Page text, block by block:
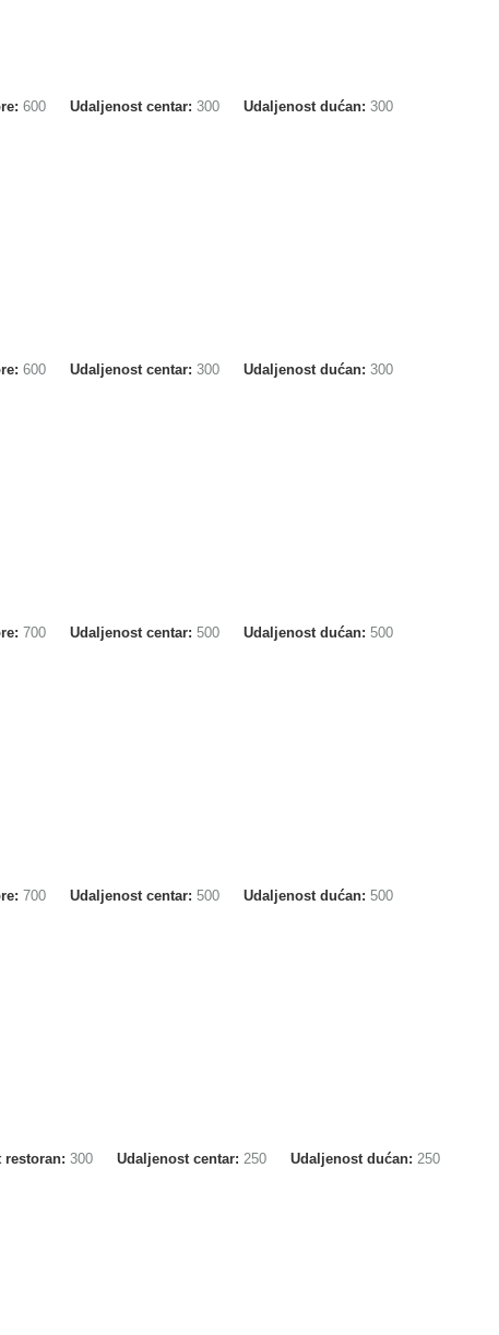
600 Udaljenost centar: 300 Udaljenost dućan: 300
600 Udaljenost centar: 300 Udaljenost dućan: 300
700 Udaljenost centar: 500 Udaljenost dućan: 500
700 Udaljenost centar: 500 Udaljenost dućan: 500
restoran: 300 Udaljenost centar: 250 Udaljenost dućan: 250